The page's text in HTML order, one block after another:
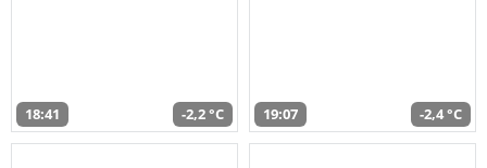
18:41 -2,2 °C 19:07 -2,4 °C